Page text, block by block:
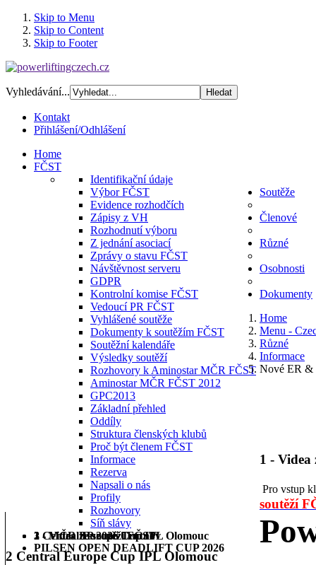
Skip to Menu
Skip to Content
Skip to Footer
Vyhledávání...
Kontakt
Přihlášení/Odhlášení
Home
FČST
Identifikační údaje
Výbor FČST
Evidence rozhodčích
Zápisy z VH
Rozhodnutí výboru
Z jednání asociací
Zprávy o stavu FČST
Návštěvnost serveru
GDPR
Kontrolní komise FČST
Vedoucí PR FČST
Soutěže
Vyhlášené soutěže
Dokumenty k soutěžím FČST
Soutěžní kalendáře
Výsledky soutěží
Rozhovory k Aminostar MČR FČST
Aminostar MČR FČST 2012
GPC2013
Členové
Základní přehled
Oddíly
Struktura členských klubů
Proč být členem FČST
Různé
Informace
Rezerva
Osobnosti
Napsali o nás
Profily
Rozhovory
Síň slávy
Dokumenty
Home
Menu -
Různé
Informace
Nové ER &
1 - Videa ze soutěží FČST
2 Central Europe Cup IPL Olomouc
3 - MČR BP 2026 Trutnov
PILSEN OPEN DEADLIFT CUP 2026
1 - Videa
Pro vstup
soutěží
2 Central Europe Cup IPL Olomouc